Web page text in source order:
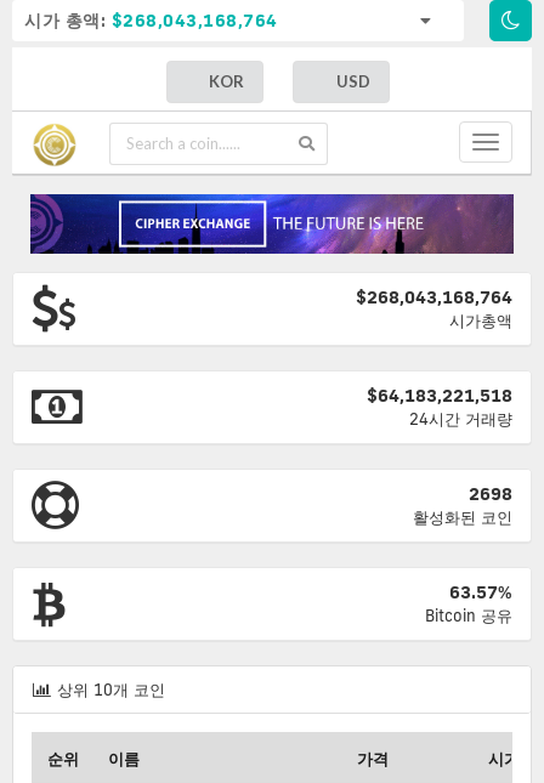
시가 총액: $268,043,168,764
KOR USD
Toggle
$268,043,168,764
시가총액
$64,183,221,518
24시간 거래량
2698
활성화된 코인
63.57%
Bitcoin 공유
상위 10개 코인
위
10
순위 이름 가격 시가 총